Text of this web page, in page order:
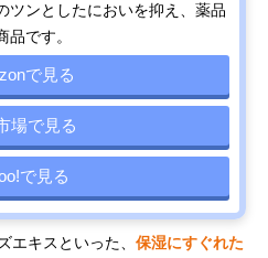
ツンとしたにおいを抑え、薬品
です。
で見る
場で見る
で見る
エキスといった、 保湿にすぐれた